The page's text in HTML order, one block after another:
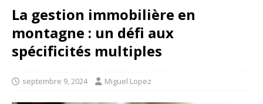
La gestion immobilière en
montagne : un défi aux
spécificités multiples
septembre 9, 2024 Miguel Lopez